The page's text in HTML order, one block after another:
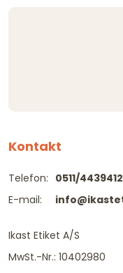
Kontakt
Telefon:
E-mail:
0511/
Ikast Etiket A/S
MwSt.-Nr.: 10402980